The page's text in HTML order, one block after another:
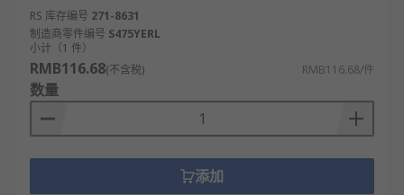
RS 库存编号 271-8631
制造商零件编号 S475YERL
小计（1 件）
RMB116.68(不含税) RMB116.68/件
数量
添加